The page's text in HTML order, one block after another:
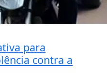
para
contra a